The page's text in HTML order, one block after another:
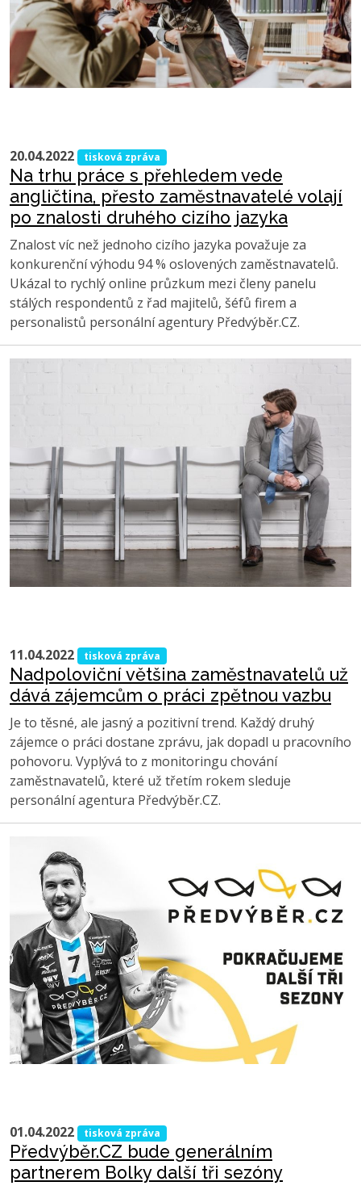
20.04.2022 tisková zpráva
Na trhu práce s přehledem vede
angličtina, přesto zaměstnavatelé volají
po znalosti druhého cizího jazyka
Znalost víc než jednoho cizího jazyka považuje za
konkurenční výhodu 94 % oslovených zaměstnavatelů.
Ukázal to rychlý online průzkum mezi členy panelu
stálých respondentů z řad majitelů, šéfů firem a
personalistů personální agentury Předvýběr.CZ.
11.04.2022 tisková zpráva
Nadpoloviční většina zaměstnavatelů už
dává zájemcům o práci zpětnou vazbu
Je to těsné, ale jasný a pozitivní trend. Každý druhý
zájemce o práci dostane zprávu, jak dopadl u pracovního
pohovoru. Vyplývá to z monitoringu chování
zaměstnavatelů, které už třetím rokem sleduje
personální agentura Předvýběr.CZ.
01.04.2022 tisková zpráva
Předvýběr.CZ bude generálním
partnerem Bolky další tři sezóny